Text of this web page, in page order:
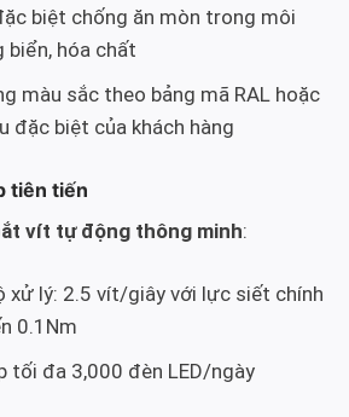
biệt chống ăn mòn trong môi
biển, hóa chất
màu sắc theo bảng mã RAL hoặc
đặc biệt của khách hàng
tiên tiến
vít tự động thông minh:
xử lý: 2.5 vít/giây với lực siết chính
0.1Nm
tối đa 3,000 đèn LED/ngày